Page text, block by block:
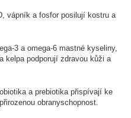
vápník a fosfor posilují kostru a
3 a omega-6 mastné kyseliny,
kelpa podporují zdravou kůži a
a prebiotika přispívají ke
obranyschopnost.